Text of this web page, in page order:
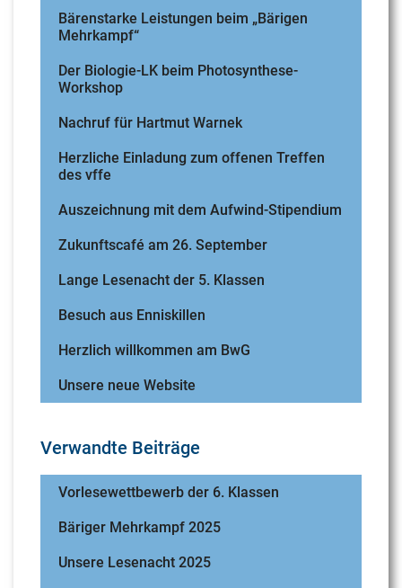
Bärenstarke Leistungen beim „Bärigen
Mehrkampf“
Der Biologie-LK beim Photosynthese-
Workshop
Nachruf für Hartmut Warnek
Herzliche Einladung zum offenen Treffen
des vffe
Auszeichnung mit dem Aufwind-Stipendium
Zukunftscafé am 26. September
Lange Lesenacht der 5. Klassen
Besuch aus Enniskillen
Herzlich willkommen am BwG
Unsere neue Website
Verwandte Beiträge
Vorlesewettbewerb der 6. Klassen
Bäriger Mehrkampf 2025
Unsere Lesenacht 2025